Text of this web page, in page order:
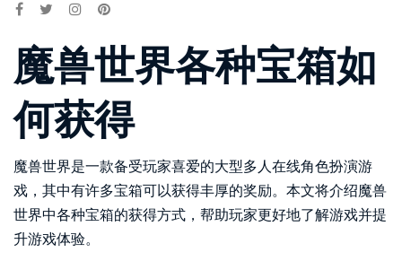
魔兽世界各种宝箱如
何获得
魔兽世界是一款备受玩家喜爱的大型多人在线角色扮演游
戏，其中有许多宝箱可以获得丰厚的奖励。本文将介绍魔兽
世界中各种宝箱的获得方式，帮助玩家更好地了解游戏并提
升游戏体验。